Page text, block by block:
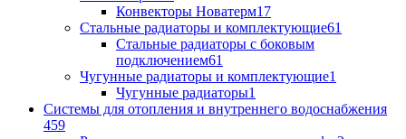
Конвекторы Новатерм17
Стальные радиаторы и комплектующие61
Стальные радиаторы с боковым
подключением61
Чугунные радиаторы и комплектующие1
Чугунные радиаторы1
Системы для отопления и внутреннего водоснабжения
459